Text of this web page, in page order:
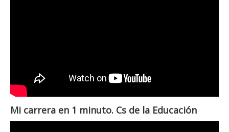
Mi carrera en 1 minuto. Cs de la Educación